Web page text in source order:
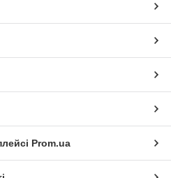
Prom.ua